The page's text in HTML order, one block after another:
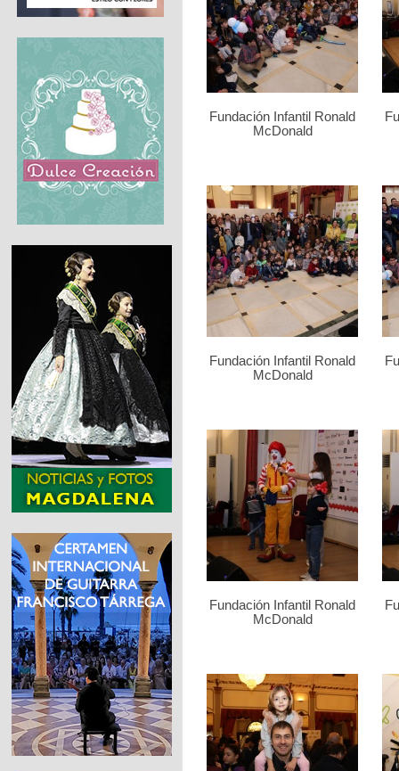
Fundación Infantil Ronald
McDonald
Fundación Infantil Ronald
McDonald
Fundación Infantil Ronald
McDonald